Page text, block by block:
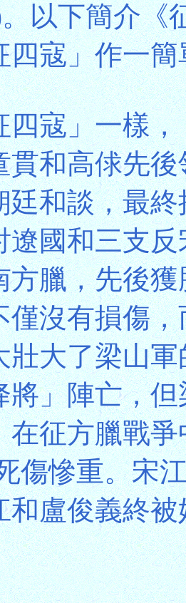
以下簡介《
四寇」作一
四寇」一樣
貫和高俅先
廷和談，最
遼國和三支
方臘，先後
僅沒有損傷
壯大了梁山
將」陣亡，
在征方臘戰
傷慘重。宋
和盧俊義終